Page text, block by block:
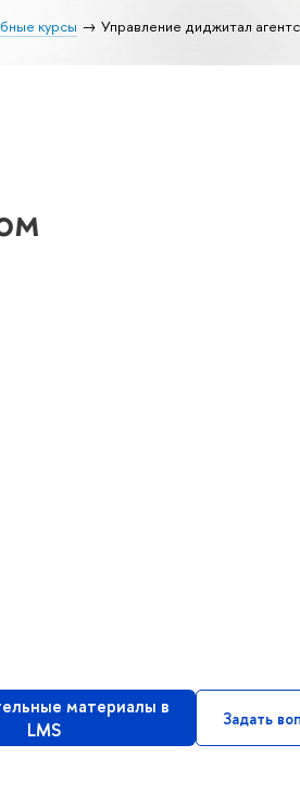
курсы Управление диджитал
материалы в
LMS
Задать